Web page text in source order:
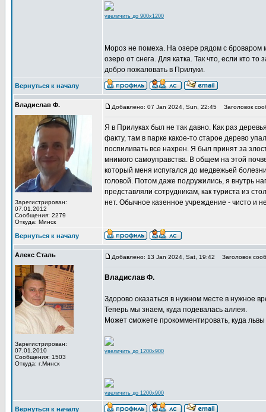
увеличить до 900x1200
Мороз не помеха. На озере рядом с броваром
озеро от снега. Для катка. Так что, если кто то
добро пожаловать в Прилуки.
Вернуться к началу
Владислав Ф.
Зарегистрирован:
07.01.2012
Сообщения: 2279
Откуда: Минск
Добавлено: 07 Jan 2024, Sun, 22:45 Заголовок
Я в Прилуках был не так давно. Как раз
факту, там в парке какое-то старое дерево
поспиливать все нахрен. Я был принят за
мнимого самоуправства. В общем на этой
который меня испугался до медвежьей
головой. Потом даже подружились, я внутрь
представляли сотрудникам, как туриста из
нет. Обычное казенное учреждение - чисто и
Вернуться к началу
Алекс Сталь
Зарегистрирован:
07.01.2010
Сообщения: 1503
Откуда: г.Минск
Добавлено: 13 Jan 2024, Sat, 19:42 Заголовок
Владислав Ф.
Здорово оказаться в нужном месте в нужное
Теперь мы знаем, куда подевалась аллея.
Может сможете прокомментировать, куда
увеличить до 1200x900
увеличить до 1200x900
Вернуться к началу